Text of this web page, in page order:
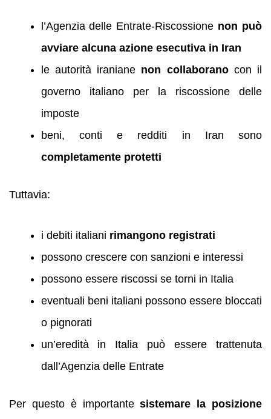
l’Agenzia delle Entrate-Riscossione non può
avviare alcuna azione esecutiva in Iran
le autorità iraniane non collaboranocon il
governo italiano per la riscossione delle
imposte
beni, conti e redditi in Iran sono
completamente protetti
Tuttavia:
i debiti italiani rimangono registrati
possono crescere con sanzioni e interessi
possono essere riscossi se torni in Italia
eventuali beni italiani possono essere bloccati
o pignorati
un’eredità in Italia può essere trattenuta
dall’Agenzia delle Entrate
Per questo è importantesistemare la posizione